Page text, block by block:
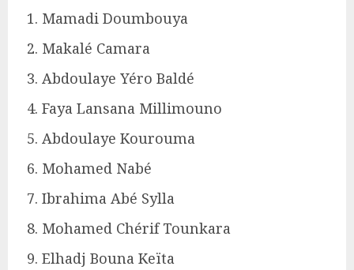
Mamadi Doumbouya
Makalé Camara
Abdoulaye Yéro Baldé
Faya Lansana Millimouno
Abdoulaye Kourouma
Mohamed Nabé
Ibrahima Abé Sylla
Mohamed Chérif Tounkara
Elhadj Bouna Keïta